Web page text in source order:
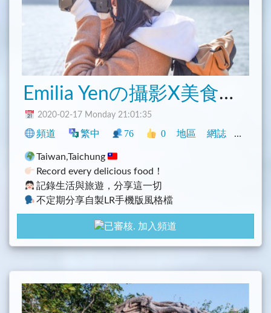
球華人提供最優質的內容，帶來對生活的美好實踐。
官網： https://www.storm.mg/
FB ： https://fb.com/stormmedia/
Emilia Yenの攝影X美食記事
2020-02-17 Monday 21:01:35
頻道 繁中 76 0 地區 網誌 中文圈
Taiwan,Taichung
Record every delicious food！
記錄生活與旅遊，分享這一切
不定期分享自製LR手機版風格檔
發掘美食
台中為主
加入頻道